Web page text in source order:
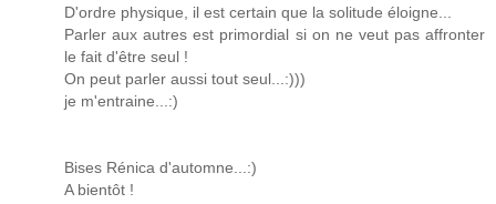
D'ordre physique, il est certain que la solitude éloigne...
Parler aux autres est primordial si on ne veut pas affronter
le fait d'être seul !
On peut parler aussi tout seul...:)))
je m'entraine...:)
Bises Rénica d'automne...:)
A bientôt !